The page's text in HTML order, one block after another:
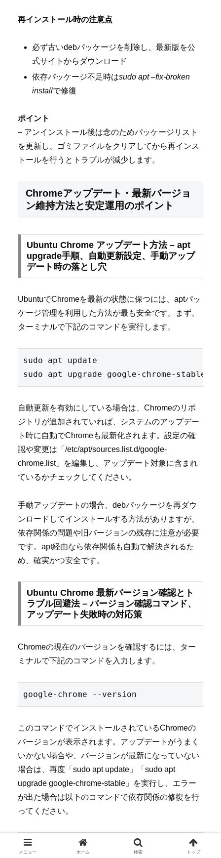
再インストール時の注意点
必ず古いdebパッケージを削除し、最新版を公
式サイトからダウンロード
依存パッケージ不足時はsudo apt –fix-broken
installで修復
ポイント
– アンインストール後は念のためパッケージリスト
を更新し、ゴミファイルをクリアしてから再インス
トールを行うとトラブルが減少します。
Chromeアップデート・最新バージョ
ン維持方法と安定運用のポイント
Ubuntu Chrome アップデート方法 – apt
upgrade手順、自動更新設定、手動アップ
デート時の落とし穴
UbuntuでChromeを最新の状態に保つには、aptパッ
ケージ管理を利用した方法が最も安全です。まず、
ターミナルで下記のコマンドを実行します。
sudo apt update
自動更新を有効にしている場合は、Chromeのリポ
ジトリが追加されていれば、システムのアップデー
ト時に自動でChromeも最新化されます。設定の確
認や変更は「/etc/apt/sources.list.d/google-
chrome.list」を編集し、アップデート対象に含まれ
ているかチェックしてください。
手動アップデートの場合、debパッケージを再ダウ
ンロードしてインストールする方法がありますが、
依存関係の問題や旧バージョンの残存に注意が必要
です。apt経由なら依存関係も自動で解決されるた
め、確実かつ安全です。
Ubuntu Chrome 最新バージョン確認とト
ラブル回避法 – バージョン確認コマンド、
アップデート失敗時の対応策
Chromeの現在のバージョンを確認するには、ター
ミナルで下記のコマンドを入力します。
このコマンドでインストールされているChromeの
バージョンが表示されます。アップデートがうまく
いかない場合や、バージョンが最新になっていない
場合は、再度「sudo apt update」「sudo apt
upgrade google-chrome-stable」を実行し、エラー
が出た場合は以下のコマンドで依存関係の修復を行
ってください。
メニュー ホーム 検索 トップ